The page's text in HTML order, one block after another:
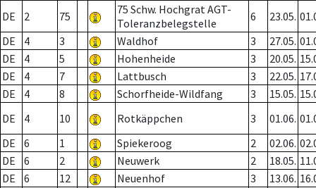
DE
2 75
75 Schw. Hochgrat AGT-
Toleranzbelegstelle
6 23.05.
DE
4 3 Waldhof 3 27.05.
DE
4 5 Hohenheide 3 20.05.
DE
4 7 Lattbusch 3 22.05.
DE
4 8 Schorfheide-Wildfang 3 15.05.
DE
4 10 Rotkäppchen 3 01.06.
DE
6 1 Spiekeroog 2 02.06.
DE
6 2 Neuwerk 2 18.05.
DE
6 12 Neuenhof 3 13.06.